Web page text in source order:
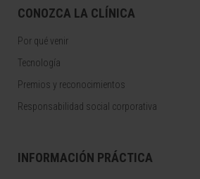
CONOZCA LA CLÍNICA
Por qué venir
Tecnología
Premios y reconocimientos
Responsabilidad social corporativa
INFORMACIÓN PRÁCTICA